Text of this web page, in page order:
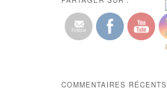
COMMENTAIRES RÉCENTS